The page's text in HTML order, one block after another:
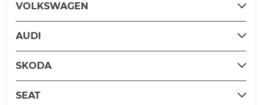
VOLKSWAGEN
AUDI
SKODA
SEAT